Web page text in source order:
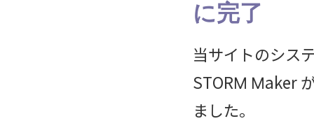
に完了
当サイトのシス
STORM Maker
ました。